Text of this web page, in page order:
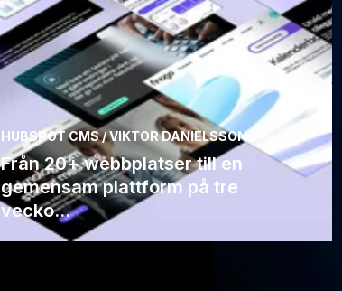
HUBSPOT CMS / VIKTOR DANIELSSON
Från 20+ webbplatser till en
gemensam plattform på tre
vecko...